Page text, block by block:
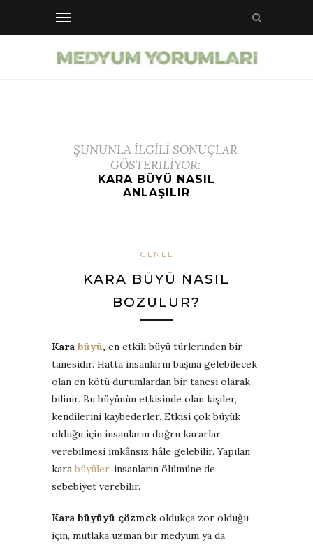
ŞUNUNLA İLGİLİ SONUÇLAR
GÖSTERİLİYOR:
KARA BÜYÜ NASIL
ANLAŞILIR
GENEL
KARA BÜYÜ NASIL
BOZULUR?
Kara büyü, en etkili büyü türlerinden bir
tanesidir. Hatta insanların başına gelebilecek
olan en kötü durumlardan bir tanesi olarak
bilinir. Bu büyünün etkisinde olan kişiler,
kendilerini kaybederler. Etkisi çok büyük
olduğu için insanların doğru kararlar
verebilmesi imkânsız hâle gelebilir. Yapılan
kara büyüler, insanların ölümüne de
sebebiyet verebilir.
Kara büyüyü çözmek oldukça zor olduğu
için, mutlaka uzman bir medyum ya da